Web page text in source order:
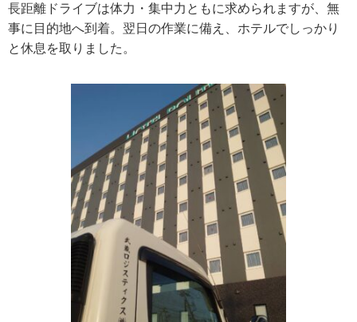
長距離ドライブは体力・集中力ともに求められますが、無
事に目的地へ到着。翌日の作業に備え、ホテルでしっかり
と休息を取りました。